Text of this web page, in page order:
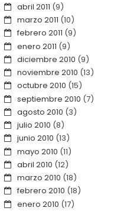
abril 2011 (9)
marzo 2011 (10)
febrero 2011 (9)
enero 2011 (9)
diciembre 2010 (9)
noviembre 2010 (13)
octubre 2010 (15)
septiembre 2010 (7)
agosto 2010 (3)
julio 2010 (8)
junio 2010 (13)
mayo 2010 (11)
abril 2010 (12)
marzo 2010 (18)
febrero 2010 (18)
enero 2010 (17)